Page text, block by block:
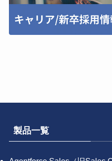
製品一覧